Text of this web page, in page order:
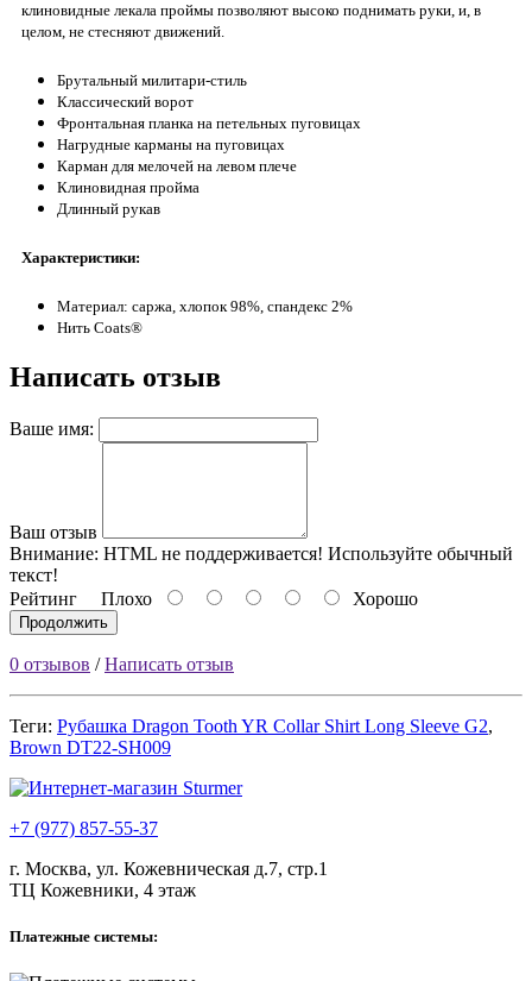
клиновидные лекала проймы позволяют высоко поднимать руки, и, в
целом, не стесняют движений.
Брутальный милитари-стиль
Классический ворот
Фронтальная планка на петельных пуговицах
Нагрудные карманы на пуговицах
Карман для мелочей на левом плече
Клиновидная пройма
Длинный рукав
Характеристики:
Материал: саржа, хлопок 98%, спандекс 2%
Нить Coats®
Написать отзыв
Ваше имя:
Ваш отзыв
Внимание: HTML не поддерживается! Используйте обычный
текст!
Рейтинг Плохо Хорошо
Продолжить
0 отзывов /Написать отзыв
Теги: Рубашка Dragon Tooth YR Collar Shirt Long Sleeve G2,
Brown DT22-SH009
+7 (977) 857-55-37
г. Москва, ул. Кожевническая д.7, стр.1
ТЦ Кожевники, 4 этаж
Платежные системы: